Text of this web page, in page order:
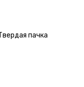
пачка